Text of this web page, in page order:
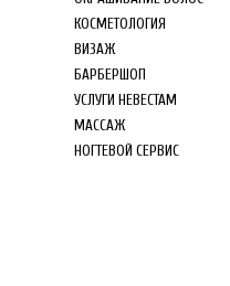
КОСМЕТОЛОГИЯ
ВИЗАЖ
БАРБЕРШОП
УСЛУГИ НЕВЕСТАМ
МАССАЖ
НОГТЕВОЙ СЕРВИС